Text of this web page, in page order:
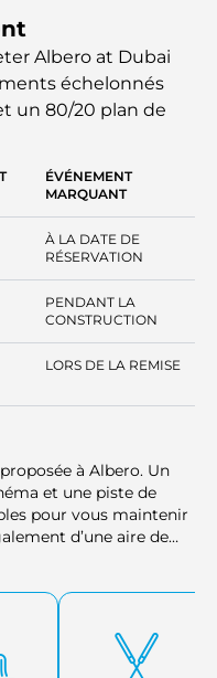
Albero at Dubai
échelonnés
un 80/20 plan de
ÉVÉNEMENT
MARQUANT
À LA DATE DE
RÉSERVATION
PENDANT LA
CONSTRUCTION
LORS DE LA REMISE
à Albero. Un
et une piste de
pour vous maintenir
d’une aire de
espaces polyvalents
incroyables.